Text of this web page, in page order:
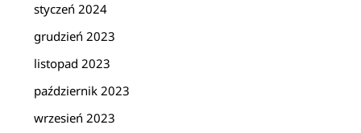
styczeń 2024
grudzień 2023
listopad 2023
październik 2023
wrzesień 2023